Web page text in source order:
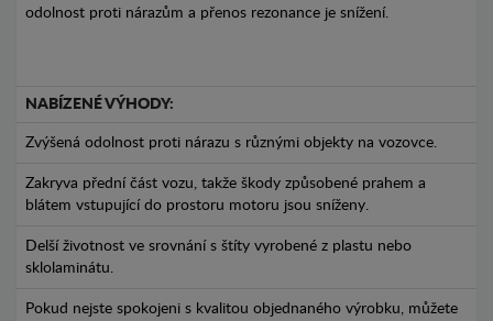
odolnost proti nárazům a přenos rezonance je snížení.
NABÍZENÉ VÝHODY:
Zvýšená odolnost proti nárazu s různými objekty na vozovce.
Zakryva přední část vozu, takže škody způsobené prahem a
blátem vstupující do prostoru motoru jsou sníženy.
Delší životnost ve srovnání s štíty vyrobené z plastu nebo
sklolaminátu.
Pokud nejste spokojeni s kvalitou objednaného výrobku, můžete